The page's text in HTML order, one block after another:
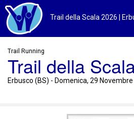
Trail Running
Trail della
Erbusco (BS) - Domenica, 29